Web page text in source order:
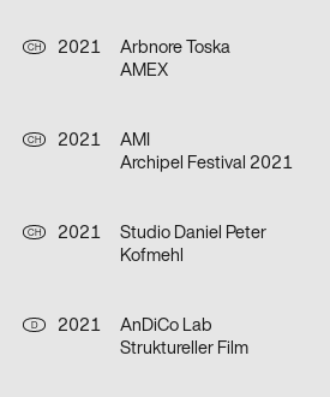
CH
2021
Arbnore Toska
AMEX
CH
2021
AMI
Archipel Festival 2021
CH
2021
Studio Daniel Peter
Kofmehl
D
2021
AnDiCo Lab
Struktureller Film